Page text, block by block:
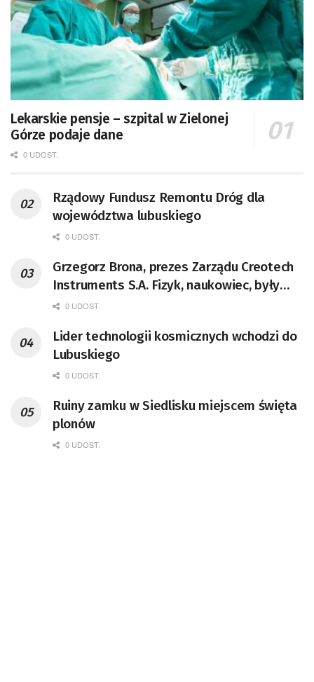
Lekarskie pensje – szpital w Zielonej
Górze podaje dane
0 UDOST.
Rządowy Fundusz Remontu Dróg dla
województwa lubuskiego
0 UDOST.
Grzegorz Brona, prezes Zarządu Creotech
Instruments S.A. Fizyk, naukowiec, były
pracownik CERN w Genewie,
doktor habilitowany nauk fizycznych,
koordynator Rady Sektorowej ds.
Kompetencji Przemysłu Lotniczo-
Badań Kosmicznych i Satelitarnych PAN.
0 UDOST.
Lider technologii kosmicznych wchodzi do
Lubuskiego
0 UDOST.
Ruiny zamku w Siedlisku miejscem święta
plonów
0 UDOST.